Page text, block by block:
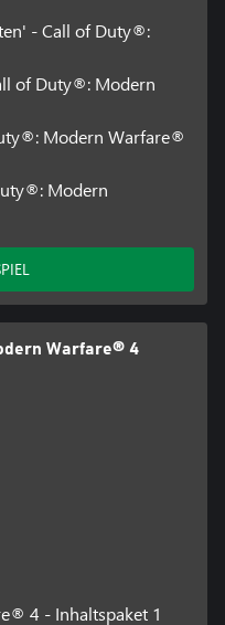
- Call of Duty®:
of Duty®: Modern
Modern Warfare®
Modern
Warfare® 4
4 - Inhaltspaket 1